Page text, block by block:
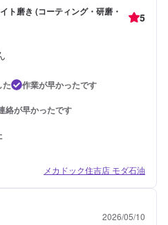
ト磨き (コーティング・研磨・
5
た
作業が早かったです
絡が早かったです
メカドック住吉店 モダ石油
2026/05/10